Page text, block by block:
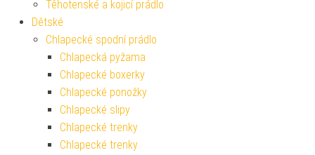
Těhotenské a kojicí prádlo
Dětské
Chlapecké spodní prádlo
Chlapecká pyžama
Chlapecké boxerky
Chlapecké ponožky
Chlapecké slipy
Chlapecké trenky
Chlapecké trenky